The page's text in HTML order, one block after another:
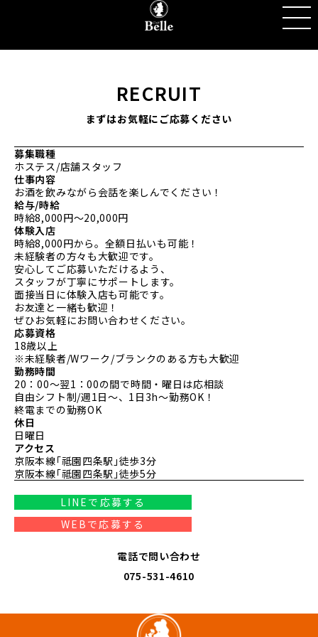
RECRUIT
まずはお気軽に ご応募く ださ い
募集職種
ホステス/店舗スタッフ
仕事内容
お酒を飲みながら会話を楽しんでください！
給与/時給
時給8,000円〜20,000円
体験入店
時給8,000円から。全額日払いも可能！
未経験者の方々も大歓迎です。
安心してご応募いただけるよう、
スタッフが丁寧にサポートします。
面接当日に体験入店も可能です。
お友達と一緒も歓迎！
ぜひお気軽にお問い合わせください。
応募資格
18歳以上
※未経験者/Wワーク/ブランクのある方も大歓迎
勤務時間
20：00～翌1：00の間で時間・曜日は応相談
自由シフト制/週1日～、1日3h～勤務OK！
終電までの勤務OK
休日
日曜日
アクセス
京阪本線｢祗園四条駅｣徒歩3分
京阪本線｢祗園四条駅｣徒歩5分
LINEで応募する
WEBで応募する
電話で問い合わせ
075-531-4610